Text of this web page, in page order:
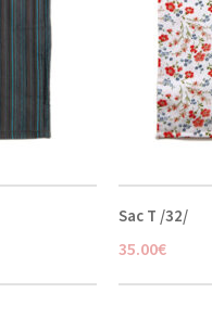
Sac T /32/
35.00€